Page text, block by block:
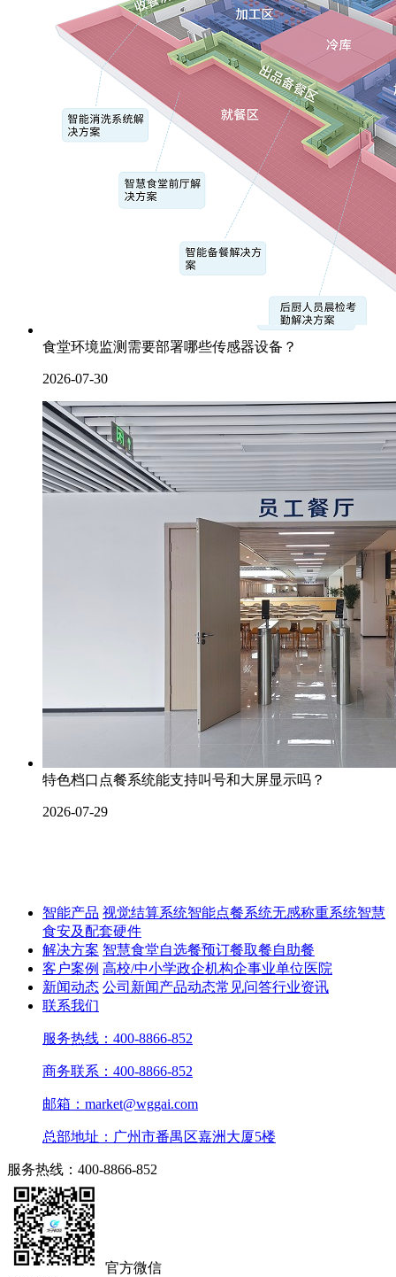
食堂环境监测需要部署哪些传感器设备？
2026-07-30
特色档口点餐系统能支持叫号和大屏显示吗？
2026-07-29
智能产品 视觉结算系统智能点餐系统无感称重系统智慧
食安及配套硬件
解决方案 智慧食堂自选餐预订餐取餐自助餐
客户案例 高校/中小学政企机构企事业单位医院
新闻动态 公司新闻产品动态常见问答行业资讯
联系我们
服务热线：400-8866-852
商务联系：400-8866-852
邮箱：market@wggai.com
总部地址：广州市番禺区嘉洲大厦5楼
服务热线：400-8866-852
官方微信